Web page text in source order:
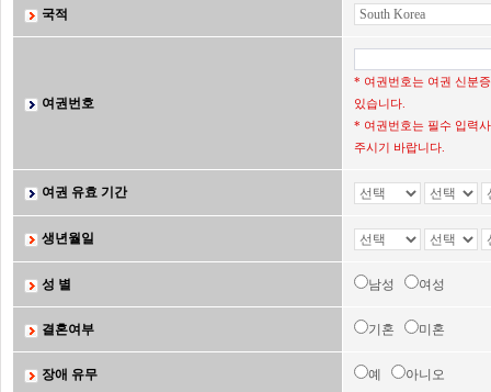
국적
여권번호
* 여권번호는 여권 신분
있습니다.
* 여권번호는 필수 입력
주시기 바랍니다.
여권 유효 기간
생년월일
성 별 남성 여성
결혼여부 기혼 미혼
장애 유무 예 아니오